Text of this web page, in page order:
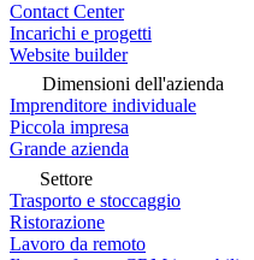
Contact Center
Incarichi e progetti
Website builder
Dimensioni dell'azienda
Imprenditore individuale
Piccola impresa
Grande azienda
Settore
Trasporto e stoccaggio
Ristorazione
Lavoro da remoto